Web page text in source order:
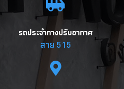
รถประจำทางปรับอากาศ
สาย 515